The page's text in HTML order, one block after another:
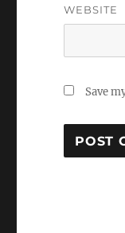
WEBSITE
Save